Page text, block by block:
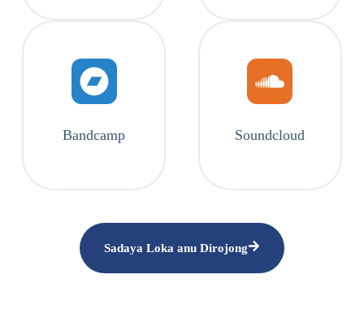
Bandcamp Soundcloud
Sadaya Loka anu Dirojong